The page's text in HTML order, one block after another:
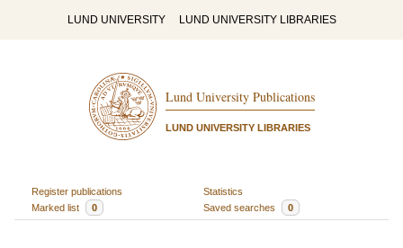
LUND UNIVERSITY LUND UNIVERSITY LIBRARIES
Lund University Publications
LUND UNIVERSITY LIBRARIES
Register publications
Statistics
Marked list
0 Saved searches 0